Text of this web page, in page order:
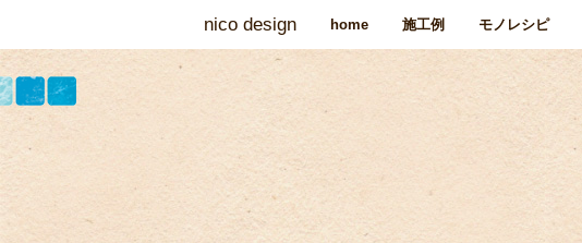
nico design home 施工例 モノレシピ